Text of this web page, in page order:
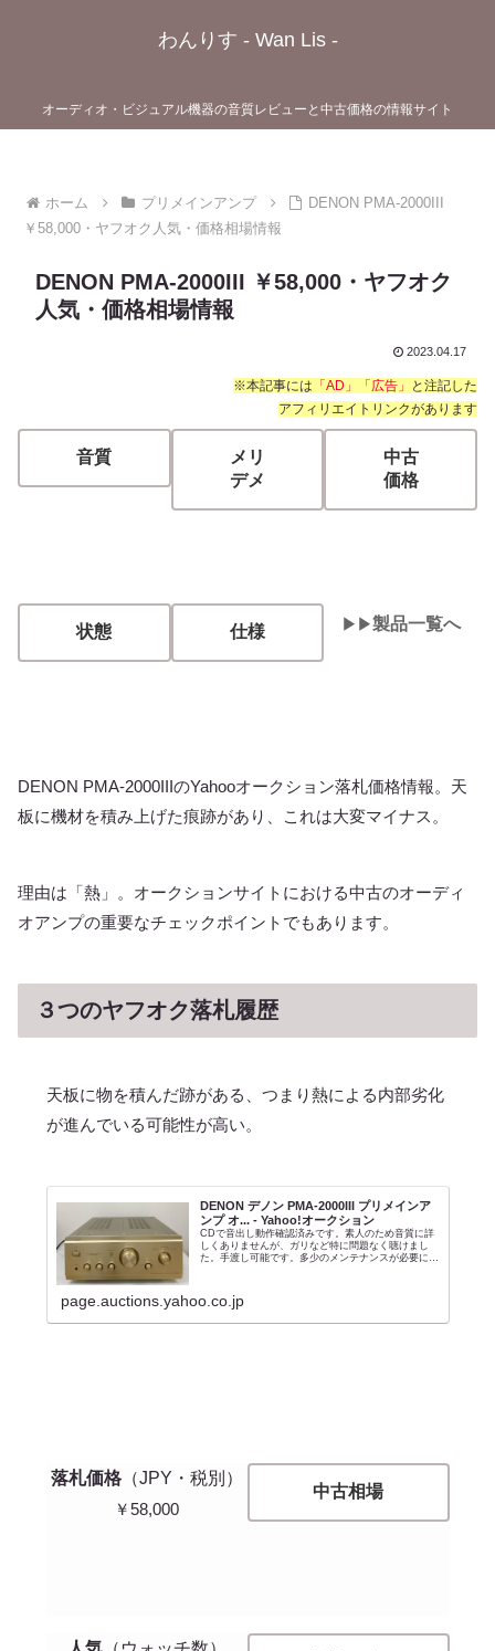
わんりす - Wan Lis -
オーディオ・ビジュアル機器の音質レビューと中古価格の情報サイト
ホーム プリメインアンプ
DENON PMA-2000III
￥58,000・ヤフオク人気・価格相場情報
DENON PMA-2000III ￥58,000・ヤフオク
人気・価格相場情報
2023.04.17
※本記事には 「AD」「広告」
と注記した
アフィリエイトリンクがあります
音質
メリ
デメ
中古
価格
状態 仕様 ▶︎▶︎製品一覧へ
DENON PMA-2000IIIのYahooオークション落札価格情報。天
板に機材を積み上げた痕跡があり、これは大変マイナス。
理由は「熱」。オークションサイトにおける中古のオーディ
オアンプの重要なチェックポイントでもあります。
３つのヤフオク落札履歴
天板に物を積んだ跡がある、つまり熱による内部劣化
が進んでいる可能性が高い。
DENON デノン PMA-2000III プリメインア
ンプ オ... - Yahoo!オークション
CDで音出し動作確認済みです。素人のため音質に詳
しくありませんが、ガリなど特に問題なく聴けまし
た。手渡し可能です。多少のメンテナンスが必要にな
page.auctions.yahoo.co.jp
落札価格（JPY・税別）
￥58,000
中古相場